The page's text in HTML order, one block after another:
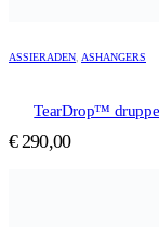
ASSIERADEN ASHANGERS
TearDrop™
€290,00